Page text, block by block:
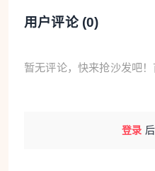
程，见证中华文化与南洋
立。除了熟悉的闽南语表
用户评论 (0)
暂无评论，快来抢沙发吧！
登录